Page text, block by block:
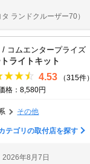
タ ランドクルーザー70）
/ コムエンタープライズ
ライトキット
4.53
（315件）
格：8,580円
その他
テゴリの取付店を探す
2026年8月7日